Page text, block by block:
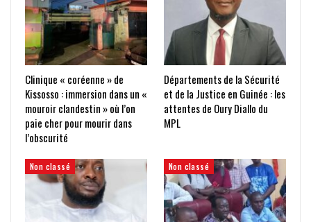
Clinique « coréenne » de
Kissosso : immersion dans un «
mouroir clandestin » où l’on
paie cher pour mourir dans
l’obscurité
Départements de la Sécurité
et de la Justice en Guinée : les
attentes de Oury Diallo du
MPL
Non classé Non classé